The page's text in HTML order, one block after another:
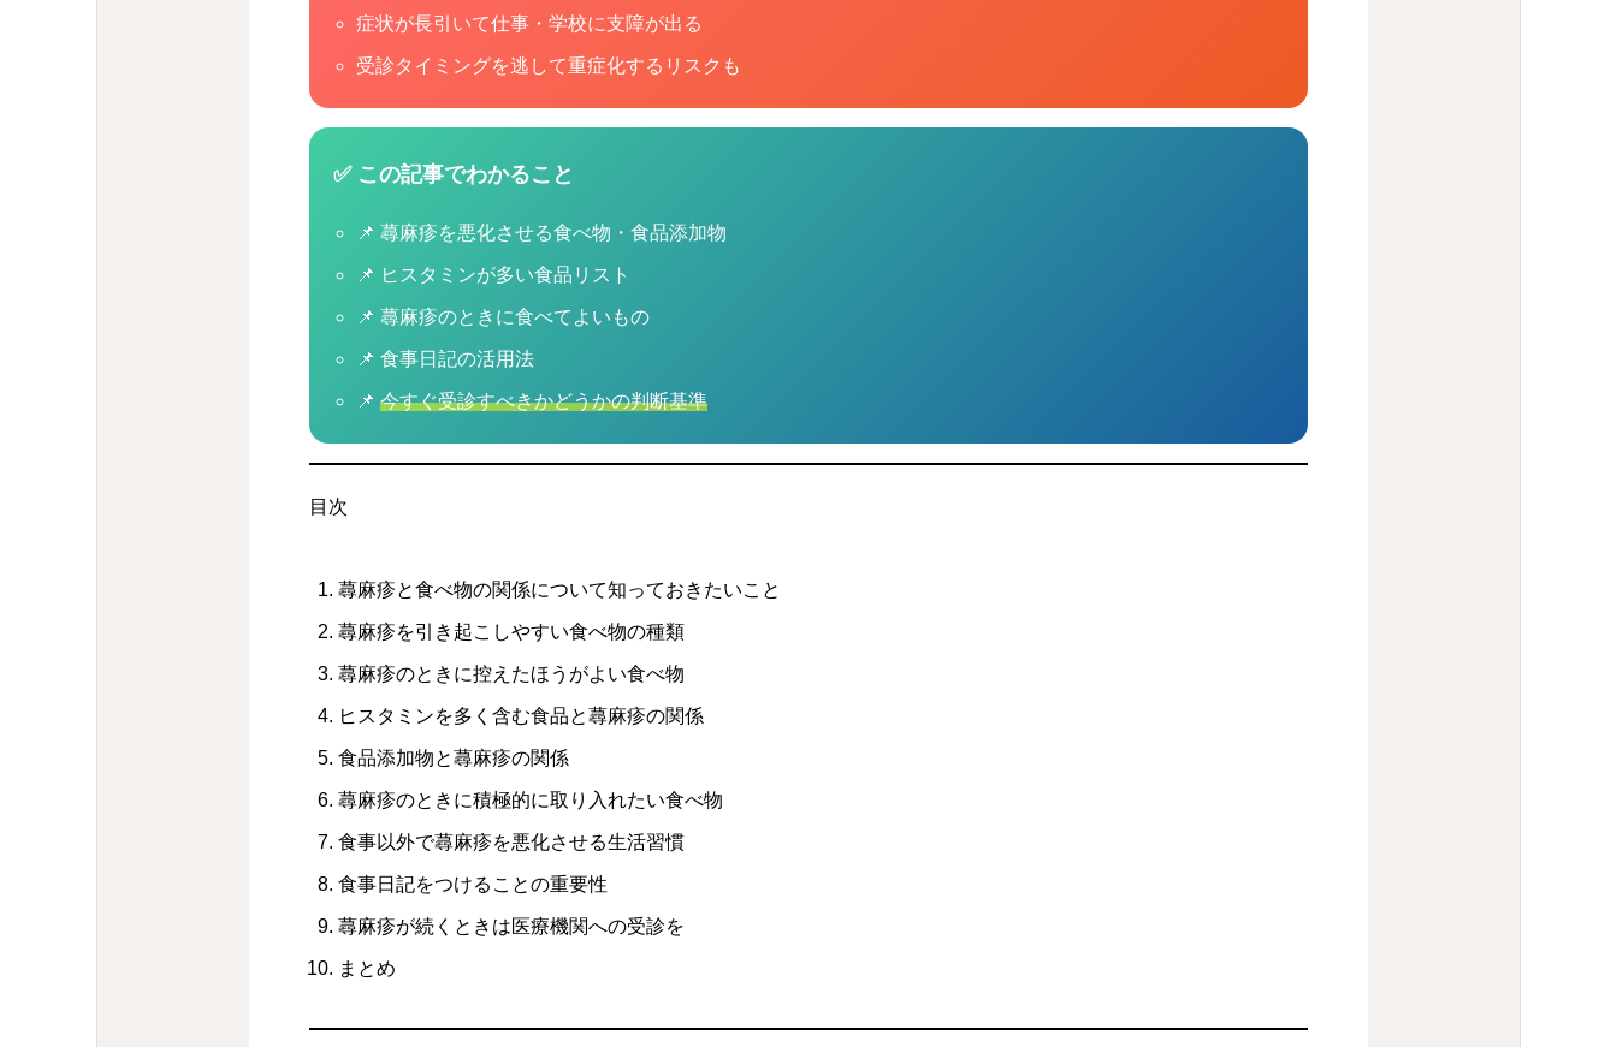
症状が長引いて仕事・学校に支障が出る
受診タイミングを逃して重症化するリスクも
✅ この記事でわかること
📌 蕁麻疹を悪化させる食べ物・食品添加物
📌 ヒスタミンが多い食品リスト
📌 蕁麻疹のときに食べてよいもの
📌 食事日記の活用法
📌今すぐ受診すべきかどうかの判断基準
目次
蕁麻疹と食べ物の関係について知っておきたいこと
蕁麻疹を引き起こしやすい食べ物の種類
蕁麻疹のときに控えたほうがよい食べ物
ヒスタミンを多く含む食品と蕁麻疹の関係
食品添加物と蕁麻疹の関係
蕁麻疹のときに積極的に取り入れたい食べ物
食事以外で蕁麻疹を悪化させる生活習慣
食事日記をつけることの重要性
蕁麻疹が続くときは医療機関への受診を
まとめ